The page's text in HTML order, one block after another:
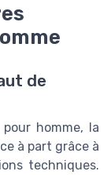
de
homme, la
à part grâce à
techniques.